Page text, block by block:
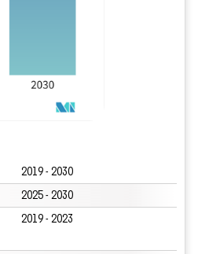
2019 - 2030
2025 - 2030
2019 - 2023